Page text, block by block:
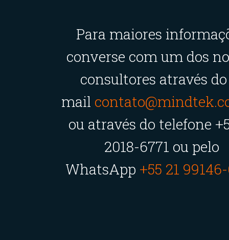
Para maiores
converse com um dos
consultores através
mail
ou através do telefone
2018-6771 ou pelo
WhatsApp +55 21